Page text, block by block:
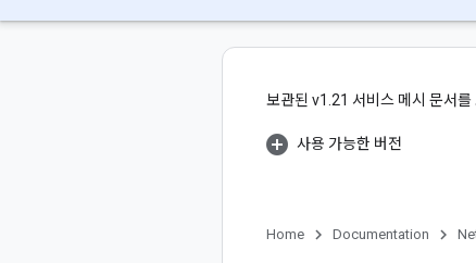
보관된 v1.21 서비스 메시 문서를
사용 가능한 버전
Home Documentation